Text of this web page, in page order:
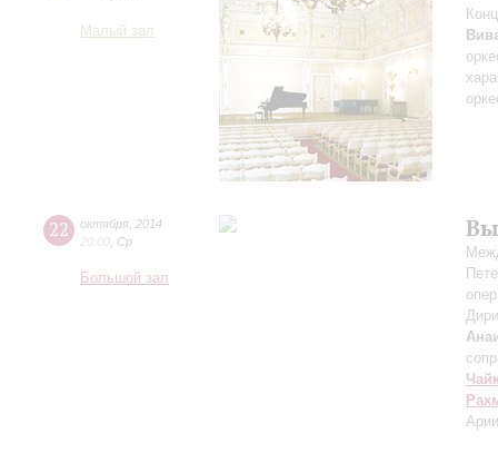
Малый зал
22 октября 2014
20:00 Ср
Большой зал